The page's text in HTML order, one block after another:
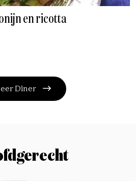
en ricotta
Diner